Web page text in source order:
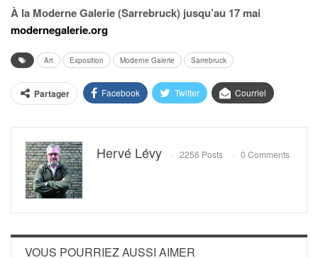
À la Moderne Galerie (Sarrebruck) jusqu’au 17 mai
modernegalerie.org
Art Exposition Moderne Galerie Sarrebruck
Partager Facebook Twitter Courriel
Hervé Lévy 2256 Posts 0 Comments
VOUS POURRIEZ AUSSI AIMER